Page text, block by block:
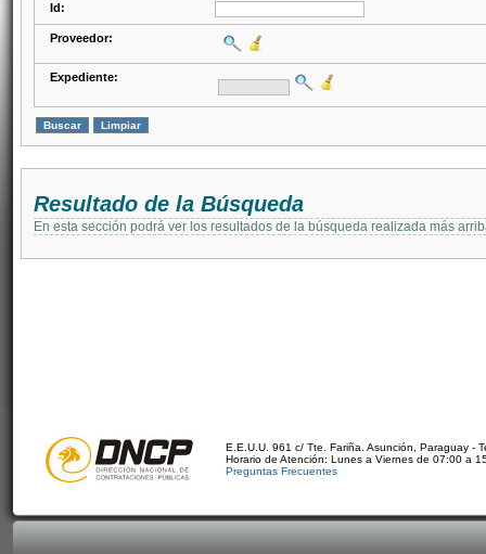
Id:
Proveedor:
Expediente:
Resultado de la Búsqueda
En esta sección podrá ver los resultados de la búsqueda realizada más
E.E.U.U. 961 c/ Tte. Fariña. Asunción, Paraguay -
Horario de Atención: Lunes a Viernes de 07:00 a
Preguntas Frecuentes